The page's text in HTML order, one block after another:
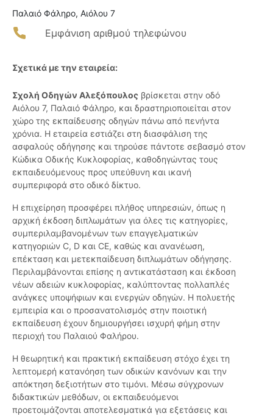
Παλαιό Φάληρο, Αιόλου 7
Εμφάνιση αριθμού τηλεφώνου
Σχετικά με την εταιρεία:
Σχολή Οδηγών Αλεξόπουλος βρίσκεται στην οδό
Αιόλου 7, Παλαιό Φάληρο, και δραστηριοποιείται στον
χώρο της εκπαίδευσης οδηγών πάνω από πενήντα
χρόνια. Η εταιρεία εστιάζει στη διασφάλιση της
ασφαλούς οδήγησης και τηρούσε πάντοτε σεβασμό στον
Κώδικα Οδικής Κυκλοφορίας, καθοδηγώντας τους
εκπαιδευόμενους προς υπεύθυνη και ικανή
συμπεριφορά στο οδικό δίκτυο.
Η επιχείρηση προσφέρει πλήθος υπηρεσιών, όπως η
αρχική έκδοση διπλωμάτων για όλες τις κατηγορίες,
συμπεριλαμβανομένων των επαγγελματικών
κατηγοριών C, D και CE, καθώς και ανανέωση,
επέκταση και μετεκπαίδευση διπλωμάτων οδήγησης.
Περιλαμβάνονται επίσης η αντικατάσταση και έκδοση
νέων αδειών κυκλοφορίας, καλύπτοντας πολλαπλές
ανάγκες υποψήφιων και ενεργών οδηγών. Η πολυετής
εμπειρία και ο προσανατολισμός στην ποιοτική
εκπαίδευση έχουν δημιουργήσει ισχυρή φήμη στην
περιοχή του Παλαιού Φαλήρου.
Η θεωρητική και πρακτική εκπαίδευση στόχο έχει τη
λεπτομερή κατανόηση των οδικών κανόνων και την
απόκτηση δεξιοτήτων στο τιμόνι. Μέσω σύγχρονων
διδακτικών μεθόδων, οι εκπαιδευόμενοι
προετοιμάζονται αποτελεσματικά για εξετάσεις και